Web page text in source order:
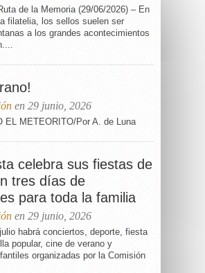
de la Memoria (29/06/2026) – En
filatelia, los sellos suelen ser
a los grandes acontecimientos
en 29 junio, 2026
EL METEORITO/Por A. de Luna
celebra sus fiestas de
tres días de
para toda la familia
en 29 junio, 2026
habrá conciertos, deporte, fiesta
popular, cine de verano y
organizadas por la Comisión